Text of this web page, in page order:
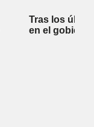
Tras los
en el